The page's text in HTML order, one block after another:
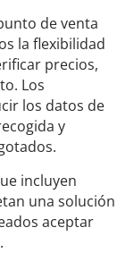
de venta
la flexibilidad
precios,
Los
los datos de
y
incluyen
una solución
aceptar